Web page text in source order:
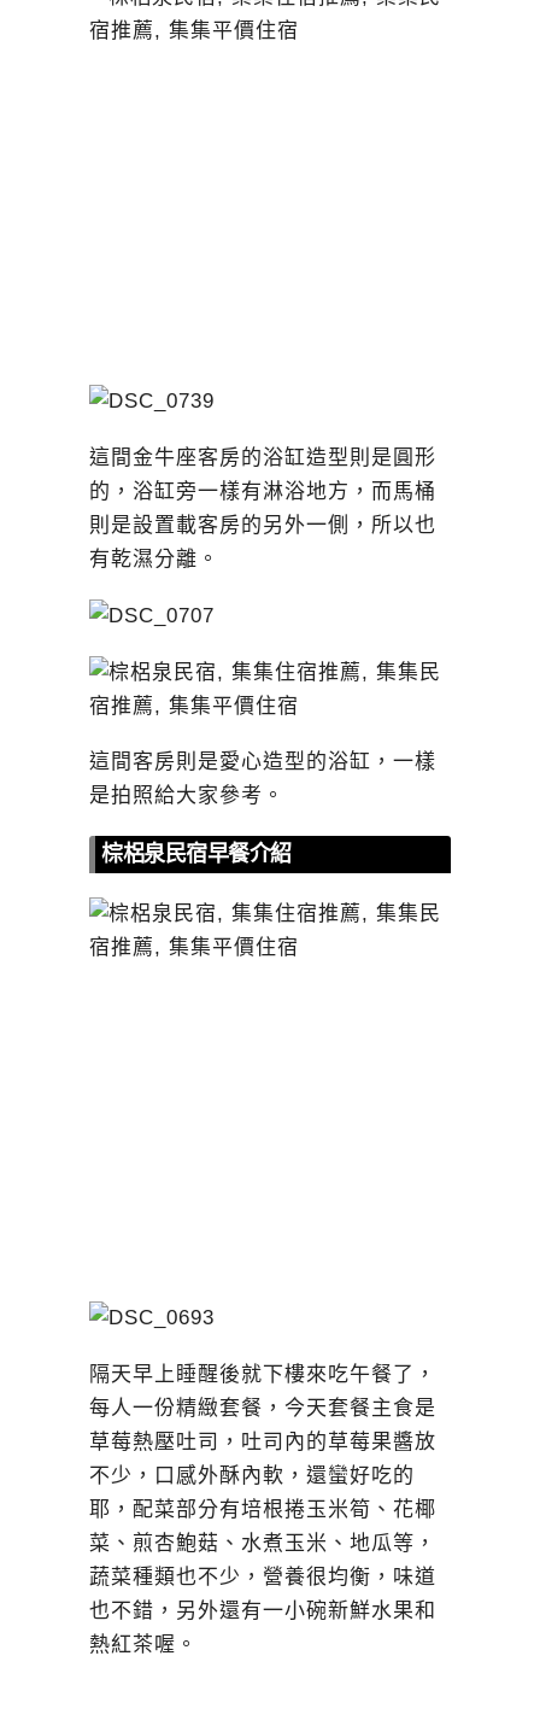
這間金牛座客房的浴缸造型則是圓形
的，浴缸旁一樣有淋浴地方，而馬桶
則是設置載客房的另外一側，所以也
有乾濕分離。
這間客房則是愛心造型的浴缸，一樣
是拍照給大家參考。
棕梠泉民宿早餐介紹
隔天早上睡醒後就下樓來吃午餐了，
每人一份精緻套餐，今天套餐主食是
草莓熱壓吐司，吐司內的草莓果醬放
不少，口感外酥內軟，還蠻好吃的
耶，配菜部分有培根捲玉米筍、花椰
菜、煎杏鮑菇、水煮玉米、地瓜等，
蔬菜種類也不少，營養很均衡，味道
也不錯，另外還有一小碗新鮮水果和
熱紅茶喔。